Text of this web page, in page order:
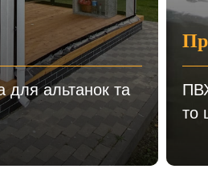
для альтанок та
то
на